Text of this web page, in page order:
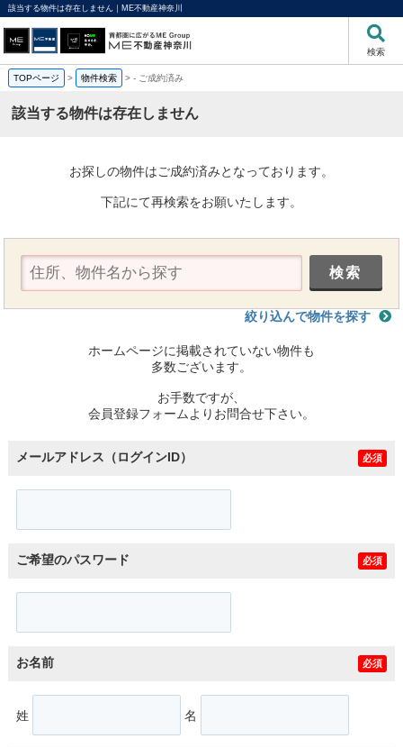
該当する物件は存在しません｜ME不動産神奈川
検索
TOPページ > 物件検索 >- ご成約済み
該当する物件は存在しません
お探しの物件はご成約済みとなっております。
下記にて再検索をお願いたします。
絞り込んで物件を探す
ホームページに掲載されていない物件も
多数ございます。
お手数ですが、
会員登録フォームよりお問合せ下さい。
メールアドレス（ログインID） 必須
ご希望のパスワード 必須
お名前 必須
姓 名